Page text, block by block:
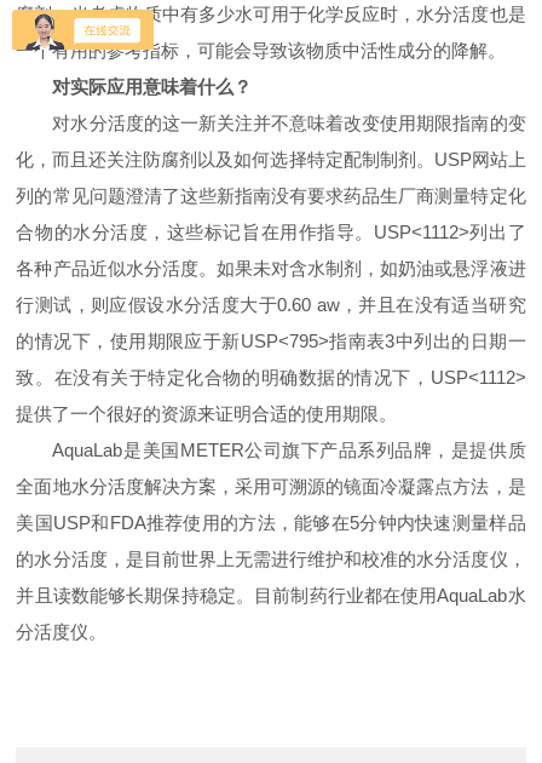
腐剂。当考虑物质中有多少水可用于化学反应时，水分活度也是
一个有用的参考指标，可能会导致该物质中活性成分的降解。
对实际应用意味着什么？
对水分活度的这一新关注并不意味着改变使用期限指南的变
化，而且还关注防腐剂以及如何选择特定配制制剂。 USP网站上
列的常见问题澄清了这些新指南没有要求药品生厂商测量特定化
合物的水分活度，这些标记旨在用作指导。 USP<1112>列出了
各种产品近似水分活度。如果未对含水制剂，如奶油或悬浮液进
行测试，则应假设水分活度大于0.60 aw，并且在没有适当研究
的情况下，使用期限应于新USP<795>指南表3中列出的日期一
致。在没有关于特定化合物的明确数据的情况下， USP<1112>
提供了一个很好的资源来证明合适的使用期限。
AquaLab是美国METER公司旗下产品系列品牌，是提供质
全面地水分活度解决方案，采用可溯源的镜面冷凝露点方法，是
美国USP和FDA推荐使用的方法，能够在5分钟内快速测量样品
的水分活度，是目前世界上无需进行维护和校准的水分活度仪，
并且读数能够长期保持稳定。目前制药行业都在使用AquaLab水
分活度仪。